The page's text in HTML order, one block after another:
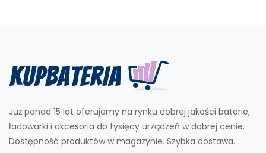
Już ponad 15 lat oferujemy na rynku dobrej jakości baterie,
ładowarki i akcesoria do tysięcy urządzeń w dobrej cenie.
Dostępność produktów w magazynie. Szybka dostawa.